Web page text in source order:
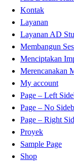
Kontak
Layanan
Layanan AD
Membangun
Menciptakan
Merencanakan
My account
Page – Left
Page – No
Page – Right
Proyek
Sample Page
Shop